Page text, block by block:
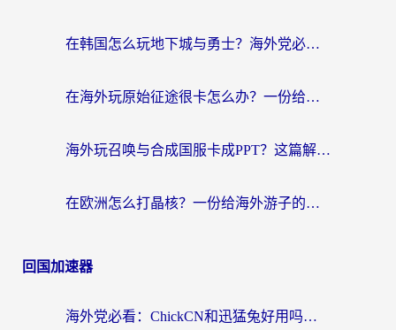
在韩国怎么玩地下城与勇士？海外党必看的国服游戏加速全攻略
在海外玩原始征途很卡怎么办？一份给游子的终极指南
海外玩召唤与合成国服卡成PPT？这篇解决办法让你丝滑操作
在欧洲怎么打晶核？一份给海外游子的网络加速生存指南
回国加速器
海外党必看：ChickCN和迅猛兔好用吗？3招教你选对回国加速器